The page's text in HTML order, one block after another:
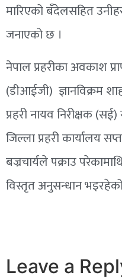
मारिएको बँदेलसहित
जनाएको छ ।
नेपाल प्रहरीका अवकाश
(डीआईजी) ज्ञानविक्रम
प्रहरी नायव निरीक्षक
जिल्ला प्रहरी कार्यालय
बज्रचार्यले पक्राउ
विस्तृत अनुसन्धान
Leave a